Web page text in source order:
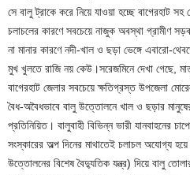
সে বালু ট্রাকে করে নিয়ে যাওয়া হচ্ছে বাগেরহাট
চলাচলের কারণে সবচেয়ে নাজুক অবস্থা গ্রামীণ
না মানার কারণে নদী-খাল ও ছড়া ভেঙ্গে এবারো-
মুখ খুলতে রাজি নয় কেউ।সরেজমিনে দেখা গেছে,
বাগেরহাট জেলার সবচেয়ে ক্ষতিগ্রস্ত উপজেলা
বৈধ-অবৈধভাবে বালু উত্তোলনে খাল ও ছড়ার
প্রতিনিয়িত। বালুবাহী বিভিন্ন ভারী যানবাহনের
সংস্কারের অল্প দিনের মাথাতেই চলাচল অযোগ্য
উত্তোলনের বিশেষ বৈদ্যুতিক যন্ত্র) দিয়ে বালু